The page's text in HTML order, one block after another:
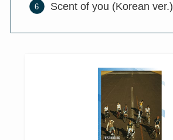
Scent of you (Korean ver.)